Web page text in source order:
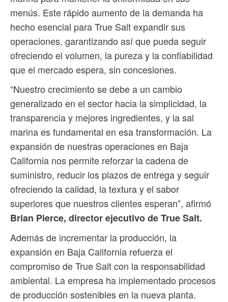
menús. Este rápido aumento de la demanda ha
hecho esencial para True Salt expandir sus
operaciones, garantizando así que pueda seguir
ofreciendo el volumen, la pureza y la confiabilidad
que el mercado espera, sin concesiones.
“Nuestro crecimiento se debe a un cambio
generalizado en el sector hacia la simplicidad, la
transparencia y mejores ingredientes, y la sal
marina es fundamental en esa transformación. La
expansión de nuestras operaciones en Baja
California nos permite reforzar la cadena de
suministro, reducir los plazos de entrega y seguir
ofreciendo la calidad, la textura y el sabor
superiores que nuestros clientes esperan”, afirmó
Brian Pierce, director ejecutivo de True Salt.
Además de incrementar la producción, la
expansión en Baja California refuerza el
compromiso de True Salt con la responsabilidad
ambiental. La empresa ha implementado procesos
de producción sostenibles en la nueva planta.